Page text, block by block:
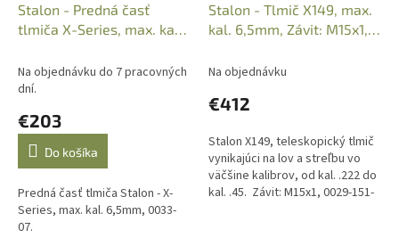
Stalon - Predná časť
tlmiča X-Series, max. kal.
Na objednávku do 7 pracovných
dní.
€203
Do košíka
Predná časť tlmiča Stalon - X-
Series, max. kal. 6,5mm, 0033-
07.
Stalon - Tlmič X149, max.
kal. 6,5mm, Závit: M15x1,
Na objednávku
€412
Stalon X149, teleskopický tlmič
vynikajúci na lov a streľbu vo
väčšine kalibrov, od kal. .222 do
kal. .45. Závit: M15x1, 0029-151-